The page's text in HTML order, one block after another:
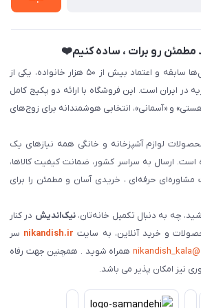
مطمئن رو برات ، ساده کنیم❤️
با سال‌ها سابقه و اعتماد بیش از ۵۰ هزار خانواده، یکی از
در ایران است. این فروشگاه با ارائه دو پکیج کامل
و «آسمانی»، انتخابی هوشمندانه برای زوج‌های
محصولات لوازم آشپزخانه و خانگی همه نیازهای یک
است. ارسال به سراسر کشور، ضمانت کیفیت کالاها،
حرفه‌ای ، خریدی آسان و مطمئن را برای
چه به دنبال تکمیل خانه‌تان،نیک‌اندیش در کنار
و خرید آنلاین، به سایت nikandish.ir سر
@nikandish_kala
همراه شوید . همچنین جهت رفاه
نیز امکان پذیر می باشد.